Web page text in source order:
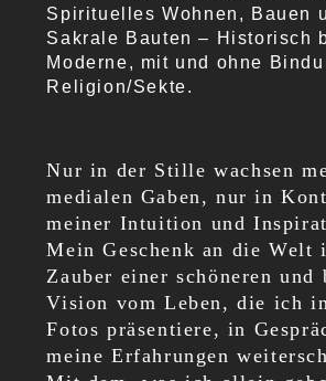
Spirituelles Wohnen, Bauen
Sakrale Bauten – Historisch
Moderne, mit und ohne
Religion/Sekte.
Nur in der Stille wachsen
medialen Gaben, nur in
meiner Intuition und
Mein Geschenk an die Welt
Zauber einer schöneren und
Vision vom Leben, die ich
Fotos präsentiere, in
meine Erfahrungen